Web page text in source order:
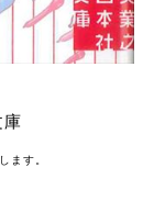
庫
ます。